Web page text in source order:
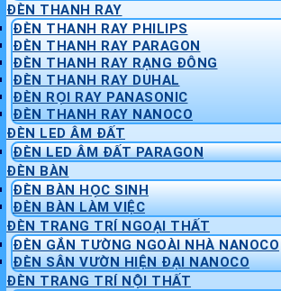
ĐÈN THANH RAY
ĐÈN THANH RAY PHILIPS
ĐÈN THANH RAY PARAGON
ĐÈN THANH RAY RẠNG ĐÔNG
ĐÈN THANH RAY DUHAL
ĐÈN RỌI RAY PANASONIC
ĐÈN THANH RAY NANOCO
ĐÈN LED ÂM ĐẤT
ĐÈN LED ÂM ĐẤT PARAGON
ĐÈN BÀN
ĐÈN BÀN HỌC SINH
ĐÈN BÀN LÀM VIỆC
ĐÈN TRANG TRÍ NGOẠI THẤT
ĐÈN GẮN TƯỜNG NGOÀI NHÀ NANOCO
ĐÈN SÂN VƯỜN HIỆN ĐẠI NANOCO
ĐÈN TRANG TRÍ NỘI THẤT